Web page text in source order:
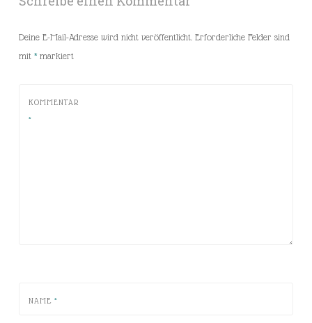
Deine E-Mail-Adresse wird nicht veröffentlicht. Erforderliche Felder sind
mit *markiert
KOMMENTAR
*
NAME *